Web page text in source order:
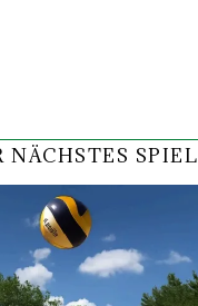
NÄCHSTES SPIEL